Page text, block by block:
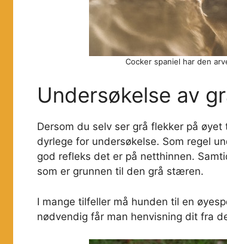
Cocker spaniel har den
Undersøkelse av
Dersom du selv ser grå flekker på
dyrlege for undersøkelse. Som regel
god refleks det er på netthinnen.
som er grunnen til den grå stæren.
I mange tilfeller må hunden til en
nødvendig får man henvisning dit fra